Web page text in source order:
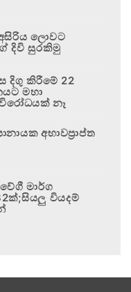
ලොවට
දිවි සුරකිමු
දිගු කිරීමේ 22
මහා
නෑ
අභාවප්‍රාප්ත
මාර්ග
වියදම්